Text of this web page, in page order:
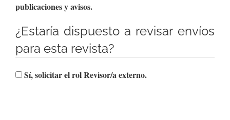
publicaciones y avisos.
¿Estaría dispuesto a revisar envíos
para esta revista?
Sí, solicitar el rol Revisor/a externo.